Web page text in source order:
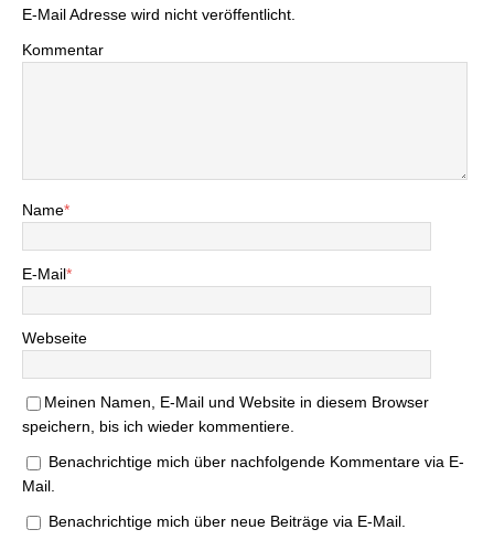
E-Mail Adresse wird nicht veröffentlicht.
Kommentar
Name*
E-Mail*
Webseite
Meinen Namen, E-Mail und Website in diesem Browser
speichern, bis ich wieder kommentiere.
Benachrichtige mich über nachfolgende Kommentare via E-
Mail.
Benachrichtige mich über neue Beiträge via E-Mail.